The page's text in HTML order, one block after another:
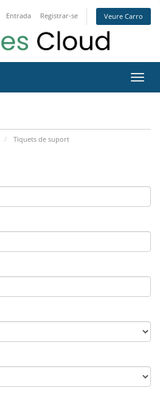
Entrada Registrar-se Veure Carro
Tiquets de suport